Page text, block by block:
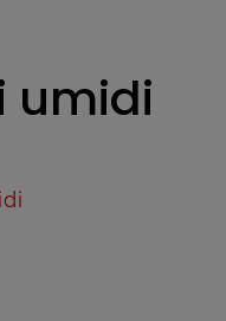
umidi